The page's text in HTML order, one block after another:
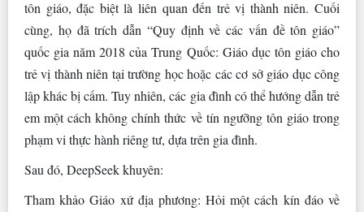
tôn giáo, đặc biệt là liên quan đến trẻ vị thành niên. Cuối
cùng, họ đã trích dẫn “Quy định về các vấn đề tôn giáo”
quốc gia năm 2018 của Trung Quốc: Giáo dục tôn giáo cho
trẻ vị thành niên tại trường học hoặc các cơ sở giáo dục công
lập khác bị cấm. Tuy nhiên, các gia đình có thể hướng dẫn trẻ
em một cách không chính thức về tín ngưỡng tôn giáo trong
phạm vi thực hành riêng tư, dựa trên gia đình.
Sau đó, DeepSeek khuyên:
Tham khảo Giáo xứ địa phương: Hỏi một cách kín đáo về